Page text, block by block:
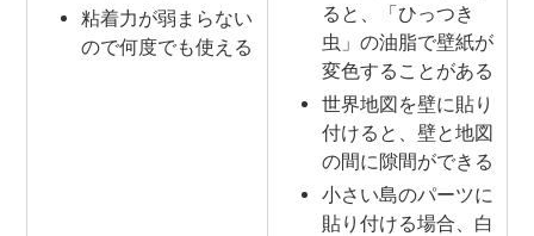
粘着力が弱まらない
ので何度でも使える
ると、「ひっつき
虫」の油脂で壁紙が
変色することがある
世界地図を壁に貼り
付けると、壁と地図
の間に隙間ができる
小さい島のパーツに
貼り付ける場合、白